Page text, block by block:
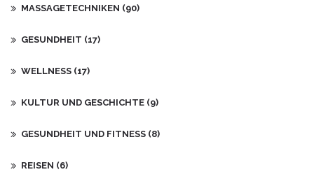
MASSAGETECHNIKEN (90)
GESUNDHEIT (17)
WELLNESS (17)
KULTUR UND GESCHICHTE (9)
GESUNDHEIT UND FITNESS (8)
REISEN (6)